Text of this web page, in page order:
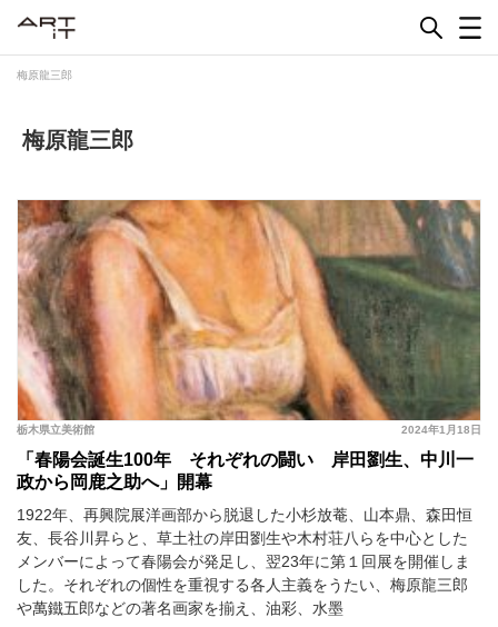
梅原龍三郎
梅原龍三郎
2024年1月18日
栃木県立美術館
「春陽会誕生100年 それぞれの闘い 岸田劉生、中川一
政から岡鹿之助へ」開幕
1922年、再興院展洋画部から脱退した小杉放菴、山本鼎、森田恒
友、長谷川昇らと、草土社の岸田劉生や木村荘八らを中心とした
メンバーによって春陽会が発足し、翌23年に第１回展を開催しま
した。それぞれの個性を重視する各人主義をうたい、梅原龍三郎
や萬鐵五郎などの著名画家を揃え、油彩、水墨